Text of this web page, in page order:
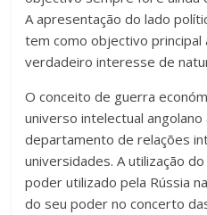
A apresentação do lado
tem como objectivo principal
verdadeiro interesse de
O conceito de guerra
universo intelectual
departamento de relações
universidades. A utilização
poder utilizado pela Rússia
do seu poder no concerto